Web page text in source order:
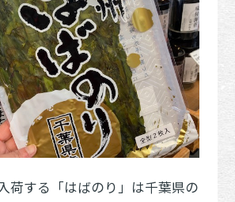
荷する「はばのり」は千葉県の